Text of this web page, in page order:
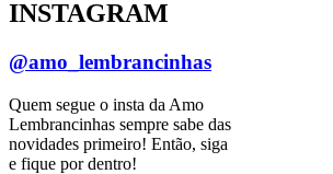
INSTAGRAM
@amo_lembrancinhas
Quem segue o insta da Amo
Lembrancinhas sempre sabe das
novidades primeiro! Então, siga
e fique por dentro!